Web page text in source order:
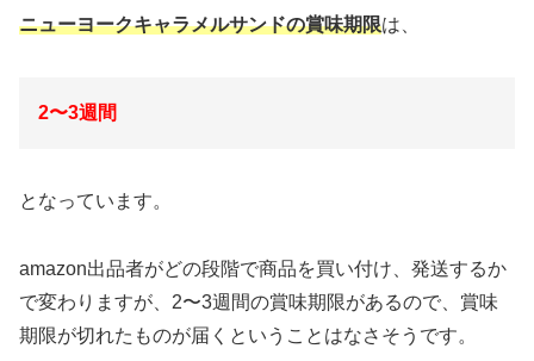
ニューヨークキャラメルサンドの賞味期限は、
2〜3週間
となっています。
amazon出品者がどの段階で商品を買い付け、発送するか
で変わりますが、2〜3週間の賞味期限があるので、賞味
期限が切れたものが届くということはなさそうです。